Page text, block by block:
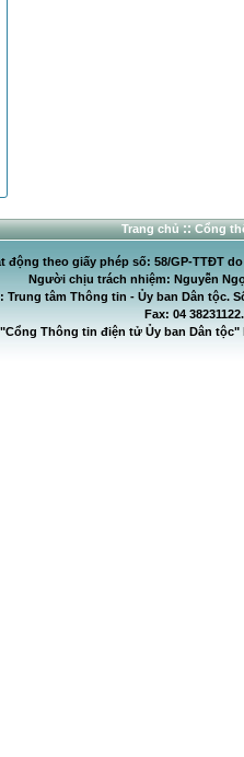
Trang chủ:: Cổng
động theo giấy phép số: 58/GP-TTĐT
Người chịu trách nhiệm: Nguyễn
tâm Thông tin - Ủy ban Dân tộc.
Fax: 04
Thông tin điện tử Ủy ban Dân